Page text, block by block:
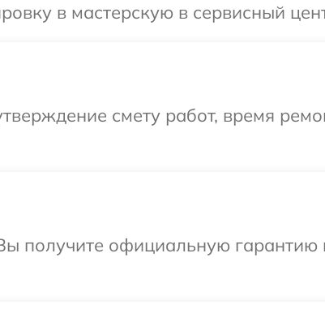
в мастерскую в сервисный
смету работ, время
получите официальную гарантию